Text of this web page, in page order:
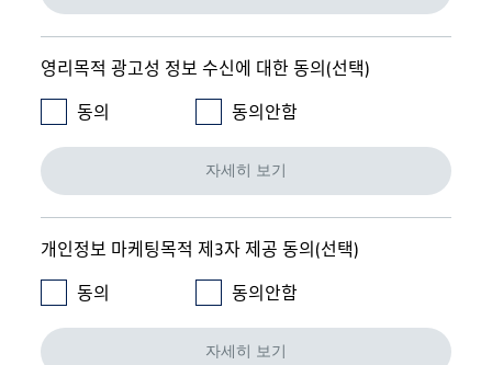
영리목적 광고성 정보 수신에 대한 동의(선택)
동의
동의안함
자세히 보기
개인정보 마케팅목적 제3자 제공 동의(선택)
동의
동의안함
자세히 보기